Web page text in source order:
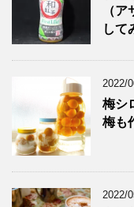
（
して
2022/
梅シ
梅も
2022/